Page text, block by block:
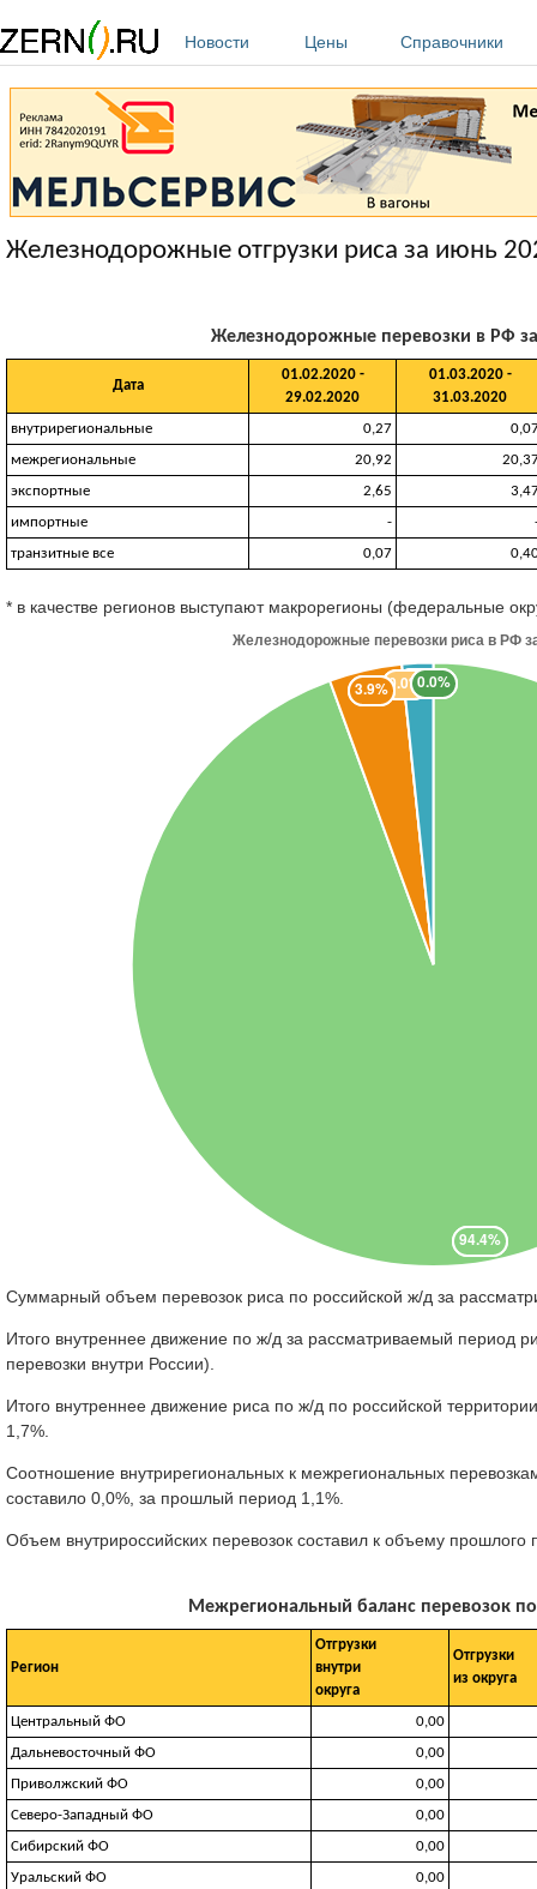
Новости
Цены Справочники
Железнодорожные отгрузки риса за июнь
Железнодорожные перевозки в РФ за
Дата
01.02.2020 -
29.02.2020
01.03.2020 -
31.03.2020
внутрирегиональные
0,27
межрегиональные
20,92
экспортные
2,65
импортные
-
транзитные все
0,07
* в качестве регионов выступают макрорегионы (федеральные
Суммарный объем перевозок риса по российской ж/д за
Итого внутреннее движение по ж/д за рассматриваемый период
перевозки внутри России).
Итого внутреннее движение риса по ж/д по российской
1,7%.
Соотношение внутрирегиональных к межрегиональных
составило 0,0%, за прошлый период 1,1%.
Объем внутрироссийских перевозок составил к объему прошлого
Межрегиональный баланс перевозок
Регион
Отгрузки
внутри
округа
Отгрузки
из округа
Центральный ФО
0,00
Дальневосточный ФО
0,00
Приволжский ФО
0,00
Северо-Западный ФО
0,00
Сибирский ФО
0,00
Уральский ФО
0,00